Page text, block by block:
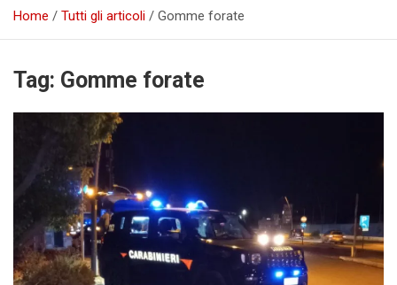
Home Tutti gli articoli Gomme forate
Tag: Gomme forate